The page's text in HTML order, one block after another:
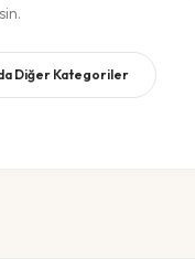
Diğer Kategoriler